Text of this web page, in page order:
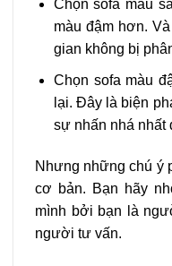
Chọn sofa màu
màu đậm hơn.
gian không bị
Chọn sofa màu
lại. Đây là biện
sự nhấn nhá nhất
Nhưng những chú ý
cơ bản. Bạn hãy
mình bởi bạn là
người tư vấn.